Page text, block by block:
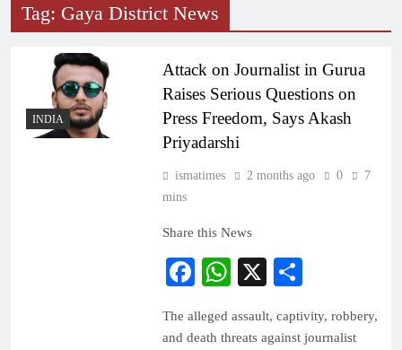
Tag: Gaya District News
INDIA
Attack on Journalist in Gurua
Raises Serious Questions on
Press Freedom, Says Akash
Priyadarshi
ismatimes 2 months ago 0
7
mins
Share this News
Facebook
WhatsApp
X
The alleged assault, captivity, robbery,
and death threats against journalist